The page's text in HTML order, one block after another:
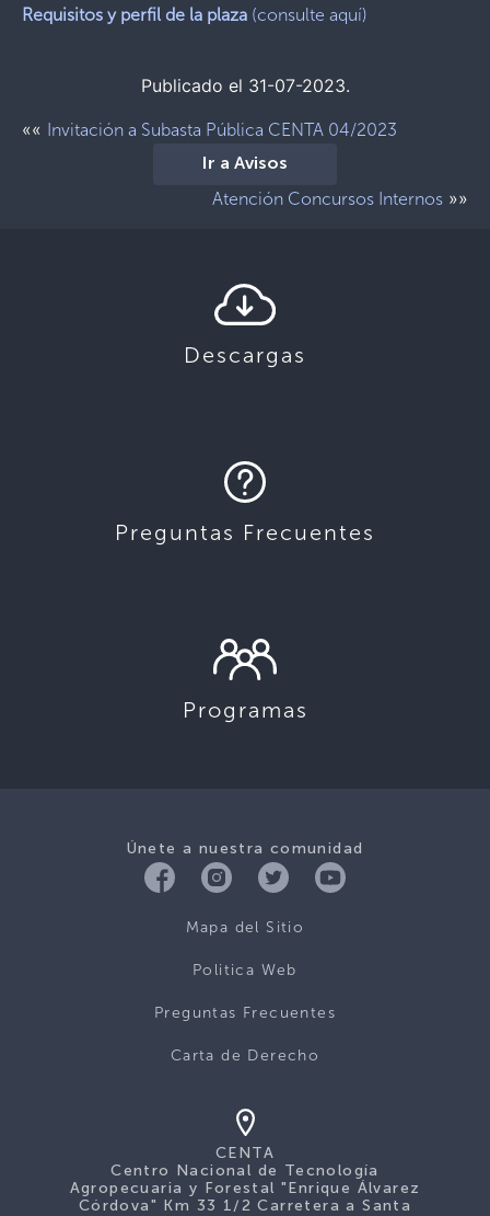
Requisitos y perfil de la plaza (consulte aquí)
Publicado el 31-07-2023.
«« Invitación a Subasta Pública CENTA 04/2023
Ir a Avisos
Atención Concursos Internos »»
Descargas
Preguntas Frecuentes
Programas
Únete a nuestra comunidad
Mapa del Sitio
Politica Web
Preguntas Frecuentes
Carta de Derecho
CENTA
Centro Nacional de Tecnología
Agropecuaria y Forestal "Enrique Álvarez
Córdova" Km 33 1/2 Carretera a Santa